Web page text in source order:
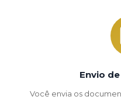
Envio
Você envia os